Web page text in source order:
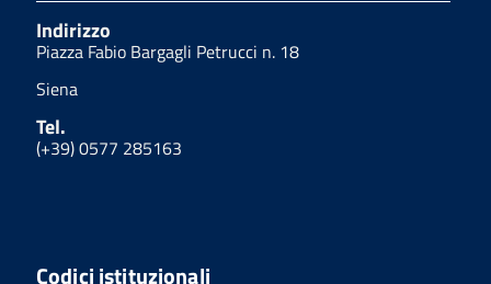
Indirizzo
Piazza Fabio Bargagli Petrucci n. 18
Siena
Tel.
(+39) 0577 285163
Codici istituzionali